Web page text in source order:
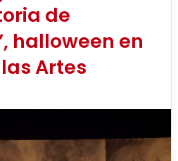
de
halloween en
Artes